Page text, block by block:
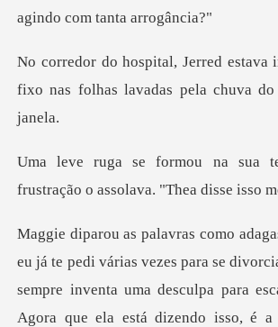
fixo nas folhas lavad
frustração o a
a
Agora que ela está dizendo isso, é a